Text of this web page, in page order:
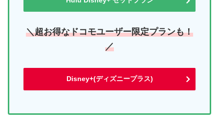
＼超お得なドコモユーザー限定プランも！
／
Disney+(ディズニープラス)